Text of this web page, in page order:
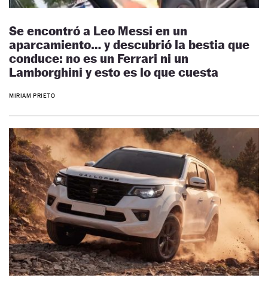
Se encontró a Leo Messi en un
aparcamiento… y descubrió la bestia que
conduce: no es un Ferrari ni un
Lamborghini y esto es lo que cuesta
MIRIAM PRIETO